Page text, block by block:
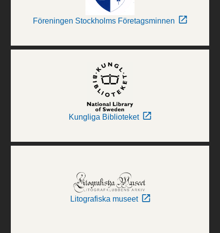
Föreningen Stockholms Företagsminnen
Kungliga Biblioteket
Litografiska museet